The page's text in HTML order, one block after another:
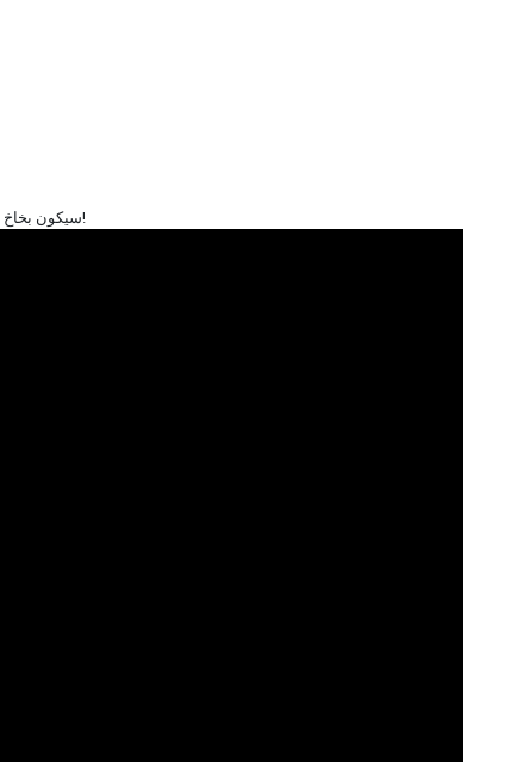
سيكون بخاخ تثبيت الشعر أوستوينت هولد جزءًا لا غنى عنه من روتين العناية بالشعر. يحافظ على مظهره الطبيعي مع إضافة التحكم والأناقة لشعرك. اطلبيه الآن وأبرزي جمال شعرك!